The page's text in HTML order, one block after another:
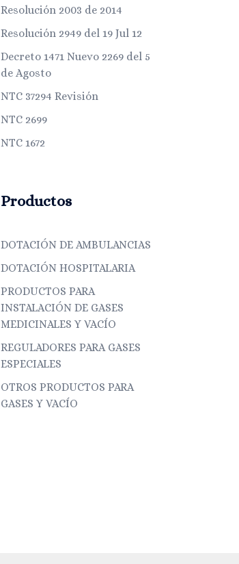
Resolución 2003 de 2014
Resolución 2949 del 19 Jul 12
Decreto 1471 Nuevo 2269 del 5
de Agosto
NTC 37294 Revisión
NTC 2699
NTC 1672
Productos
DOTACIÓN DE AMBULANCIAS
DOTACIÓN HOSPITALARIA
PRODUCTOS PARA
INSTALACIÓN DE GASES
MEDICINALES Y VACÍO
REGULADORES PARA GASES
ESPECIALES
OTROS PRODUCTOS PARA
GASES Y VACÍO